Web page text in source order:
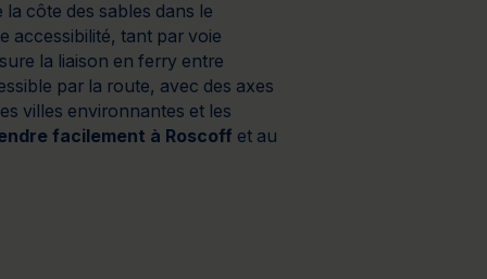
côte des sables dans le
accessibilité, tant par voie
la liaison en ferry entre
par la route, avec des axes
villes environnantes et les
facilement à Roscoff et au